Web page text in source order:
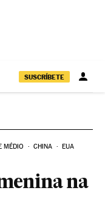
SUSCRÍBETE
MÉDIO CHINA EUA
na